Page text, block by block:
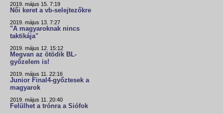
2019. május 15. 7:19
Női keret a vb-selejtezőkre
2019. május 13. 7:27
"A magyaroknak nincs
taktikája"
2019. május 12. 15:12
Megvan az ötödik BL-
győzelem is!
2019. május 11. 22:16
Junior Final4-győztesek a
magyarok
2019. május 11. 20:40
Felülhet a trónra a Siófok